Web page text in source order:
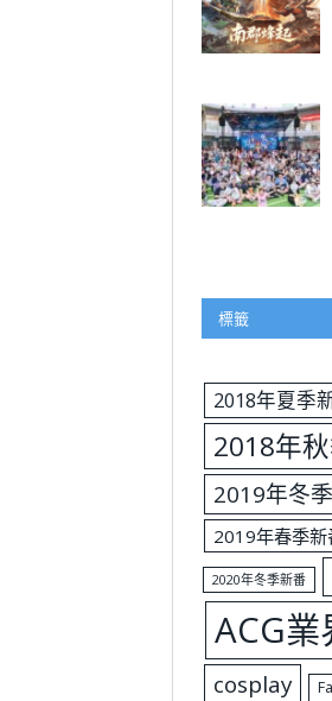
標籤
2018年夏季
2018年
2019年冬
2019年春季新
2020年冬季新番
ACG業
cosplay